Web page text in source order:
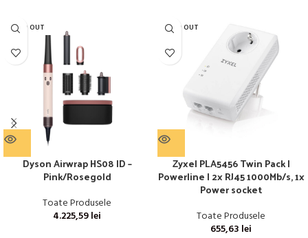
SOLD OUT
Dyson Airwrap HS08 ID –
Pink/Rosegold
Toate Produsele
4.225,59lei
SOLD OUT
Zyxel PLA5456 Twin Pack |
Powerline | 2x RJ45 1000Mb/s, 1x
Power socket
Toate Produsele
655,63 lei